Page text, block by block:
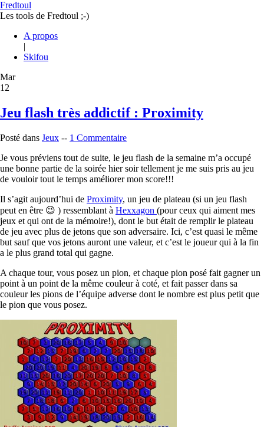
Fredtoul
Les tools de Fredtoul ;-)
A propos
|
Skifou
Mar
12
Jeu flash très addictif : Proximity
Posté dans Jeux -- 1 Commentaire
Je vous préviens tout de suite, le jeu flash de la semaine m’a occupé
une bonne partie de la soirée hier soir tellement je me suis pris au jeu
de vouloir tout le temps améliorer mon score!!!
Il s’agit aujourd’hui de Proximity, un jeu de plateau (si un jeu flash
peut en être 😉 ) ressemblant à Hexxagon (pour ceux qui aiment mes
jeux et qui ont de la mémoire!), dont le but était de remplir le plateau
de jeu avec plus de jetons que son adversaire. Ici, c’est quasi le même
but sauf que vos jetons auront une valeur, et c’est le joueur qui à la fin
a le plus grand total qui gagne.
A chaque tour, vous posez un pion, et chaque pion posé fait gagner un
point à un point de la même couleur à coté, et fait passer dans sa
couleur les pions de l’équipe adverse dont le nombre est plus petit que
le pion que vous posez.